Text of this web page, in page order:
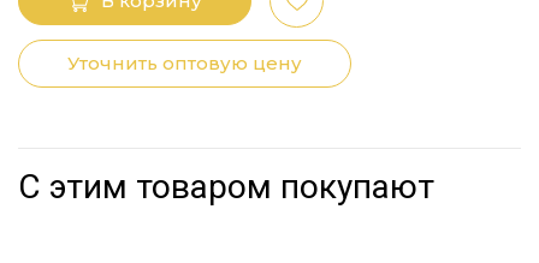
Уточнить оптовую цену
С этим товаром покупают